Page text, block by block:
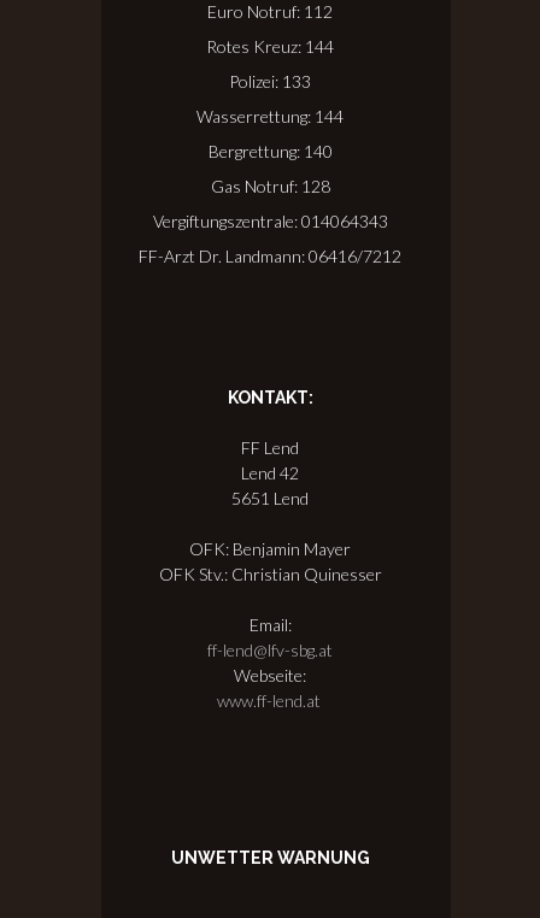
Euro Notruf: 112
Rotes Kreuz: 144
Polizei: 133
Wasserrettung: 144
Bergrettung: 140
Gas Notruf: 128
Vergiftungszentrale: 014064343
FF-Arzt Dr. Landmann: 06416/7212
KONTAKT:
FF Lend
Lend 42
5651 Lend
OFK: Benjamin Mayer
OFK Stv.: Christian Quinesser
Email:
ff-lend@lfv-sbg.at
Webseite:
www.ff-lend.at
UNWETTER WARNUNG